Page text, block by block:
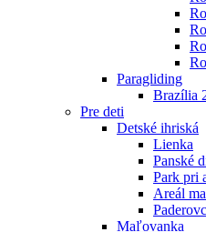
Paragliding
Brazília
Pre deti
Detské ihriská
Lienka
Panské
Park pri
Areál
Maľovanka